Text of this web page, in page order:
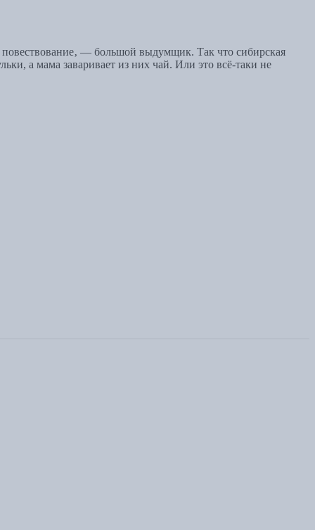
повествование‚ — большой выдумщик. Так что сибирская
а мама заваривает из них чай. Или это всё-таки не